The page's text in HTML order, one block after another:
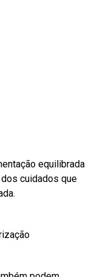
equilibrada
cuidados que